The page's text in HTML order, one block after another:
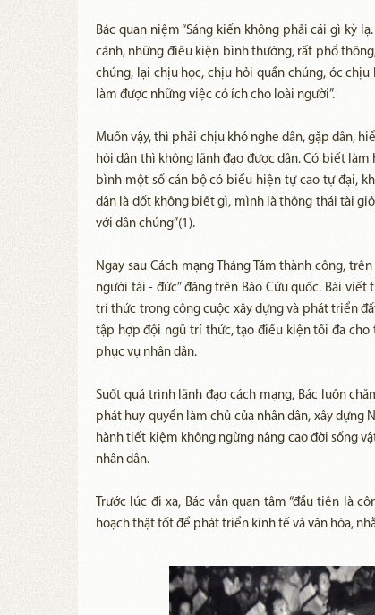
Bác quan niệm “Sáng kiến không phải cái gì kỳ
cảnh, những điều kiện bình thường, rất phổ
chúng, lại chịu học, chịu hỏi quần chúng, óc
làm được những việc có ích cho loài người”.
Muốn vậy, thì phải chịu khó nghe dân, gặp dân,
hỏi dân thì không lãnh đạo được dân. Có biết làm
bình một số cán bộ có biểu hiện tự cao tự đại,
dân là dốt không biết gì, mình là thông thái tài
với dân chúng”(1).
Ngay sau Cách mạng Tháng Tám thành công,
người tài - đức” đăng trên Báo Cứu quốc. Bài
trí thức trong công cuộc xây dựng và phát triển
tập hợp đội ngũ trí thức, tạo điều kiện tối đa
phục vụ nhân dân.
Suốt quá trình lãnh đạo cách mạng, Bác luôn
phát huy quyền làm chủ của nhân dân, xây dựng
hành tiết kiệm không ngừng nâng cao đời sống
nhân dân.
Trước lúc đi xa, Bác vẫn quan tâm “đầu tiên là
hoạch thật tốt để phát triển kinh tế và văn hóa,